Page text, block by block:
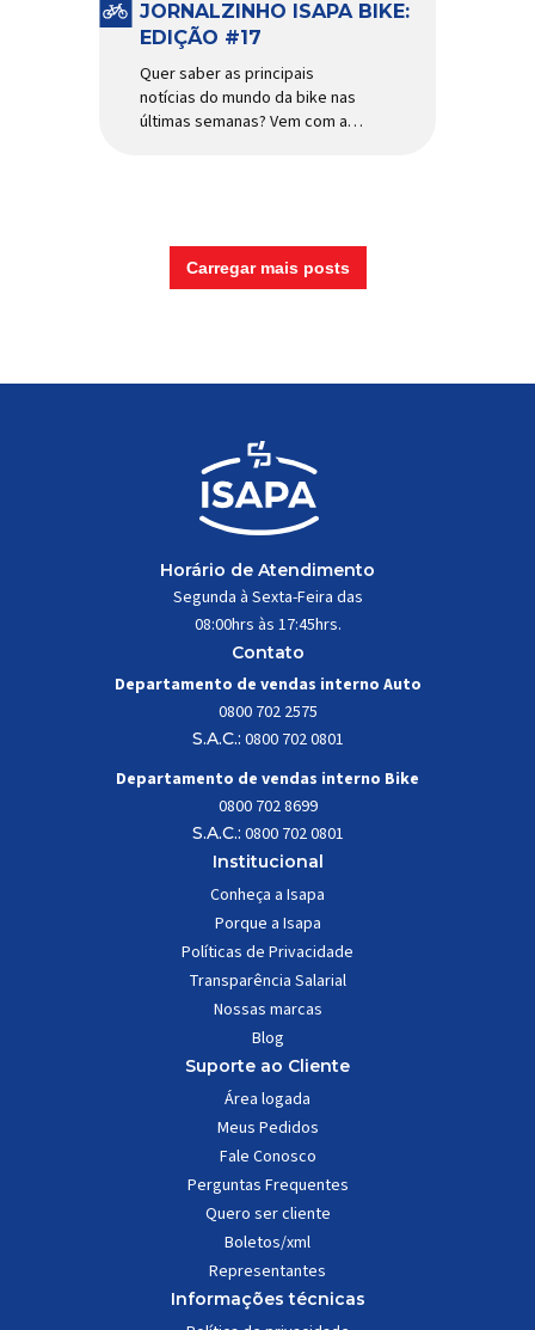
JORNALZINHO ISAPA BIKE:
EDIÇÃO #17
Quer saber as principais
notícias do mundo da bike nas
últimas semanas? Vem com a
Carregar mais posts
Horário de Atendimento
Segunda à Sexta-Feira das
08:00hrs às 17:45hrs.
Contato
Departamento de vendas interno Auto
0800 702 2575
S.A.C.: 0800 702 0801
Departamento de vendas interno Bike
0800 702 8699
S.A.C.: 0800 702 0801
Institucional
Conheça a Isapa
Porque a Isapa
Políticas de Privacidade
Transparência Salarial
Nossas marcas
Blog
Suporte ao Cliente
Área logada
Meus Pedidos
Fale Conosco
Perguntas Frequentes
Quero ser cliente
Boletos/xml
Representantes
Informações técnicas